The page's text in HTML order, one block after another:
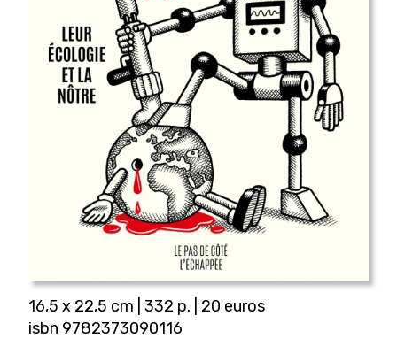
16,5 x 22,5 cm | 332 p. | 20 euros
isbn 9782373090116